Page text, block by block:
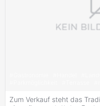
Zum Verkauf steht das